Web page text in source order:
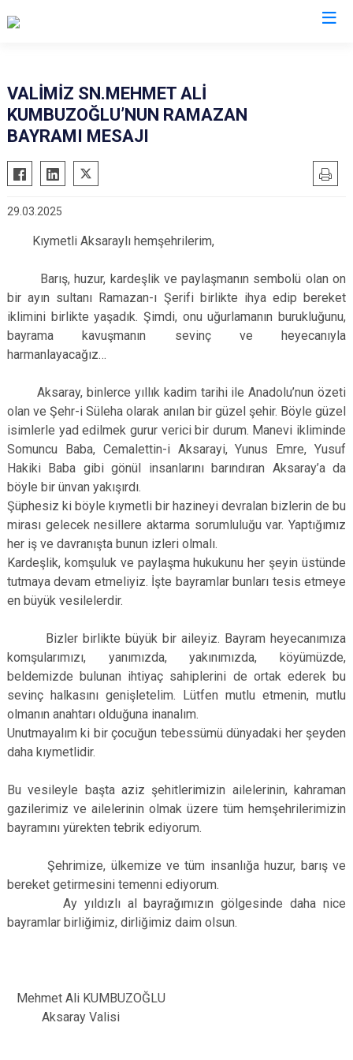
VALİMİZ SN.MEHMET ALİ
KUMBUZOĞLU’NUN RAMAZAN
BAYRAMI MESAJI
29.03.2025
Kıymetli Aksaraylı hemşehrilerim,
Barış, huzur, kardeşlik ve paylaşmanın sembolü olan on
bir ayın sultanı Ramazan-ı Şerifi birlikte ihya edip bereket
iklimini birlikte yaşadık. Şimdi, onu uğurlamanın burukluğunu,
bayrama kavuşmanın sevinç ve heyecanıyla
harmanlayacağız…
Aksaray, binlerce yıllık kadim tarihi ile Anadolu’nun özeti
olan ve Şehr-i Süleha olarak anılan bir güzel şehir. Böyle güzel
isimlerle yad edilmek gurur verici bir durum. Manevi ikliminde
Somuncu Baba, Cemalettin-i Aksarayi, Yunus Emre, Yusuf
Hakiki Baba gibi gönül insanlarını barındıran Aksaray’a da
böyle bir ünvan yakışırdı.
Şüphesiz ki böyle kıymetli bir hazineyi devralan bizlerin de bu
mirası gelecek nesillere aktarma sorumluluğu var. Yaptığımız
her iş ve davranışta bunun izleri olmalı.
Kardeşlik, komşuluk ve paylaşma hukukunu her şeyin üstünde
tutmaya devam etmeliyiz. İşte bayramlar bunları tesis etmeye
en büyük vesilelerdir.
Bizler birlikte büyük bir aileyiz. Bayram heyecanımıza
komşularımızı, yanımızda, yakınımızda, köyümüzde,
beldemizde bulunan ihtiyaç sahiplerini de ortak ederek bu
sevinç halkasını genişletelim. Lütfen mutlu etmenin, mutlu
olmanın anahtarı olduğuna inanalım.
Unutmayalım ki bir çocuğun tebessümü dünyadaki her şeyden
daha kıymetlidir.
Bu vesileyle başta aziz şehitlerimizin ailelerinin, kahraman
gazilerimiz ve ailelerinin olmak üzere tüm hemşehrilerimizin
bayramını yürekten tebrik ediyorum.
Şehrimize, ülkemize ve tüm insanlığa huzur, barış ve
bereket getirmesini temenni ediyorum.
Ay yıldızlı al bayrağımızın gölgesinde daha nice
bayramlar birliğimiz, dirliğimiz daim olsun.
Mehmet Ali KUMBUZOĞLU
Aksaray Valisi